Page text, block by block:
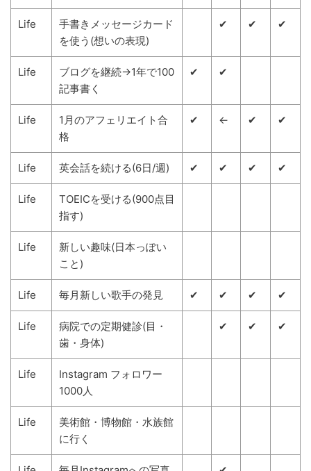
Life
手書きメッセージカード
を使う(想いの表現)
✔ ✔ ✔
Life
ブログを継続→1年で100
記事書く
✔ ✔
Life
1月のアフェリエイト合
格
✔ ← ✔ ✔
Life 英会話を続ける(6日/週) ✔ ✔ ✔ ✔
Life
TOEICを受ける(900点目
指す)
Life
新しい趣味(日本っぽい
こと)
Life 毎月新しい歌手の発見 ✔ ✔ ✔ ✔
Life
病院での定期健診(目・
歯・身体)
✔ ✔ ✔
Life
Instagram フォロワー
1000人
Life
美術館・博物館・水族館
に行く